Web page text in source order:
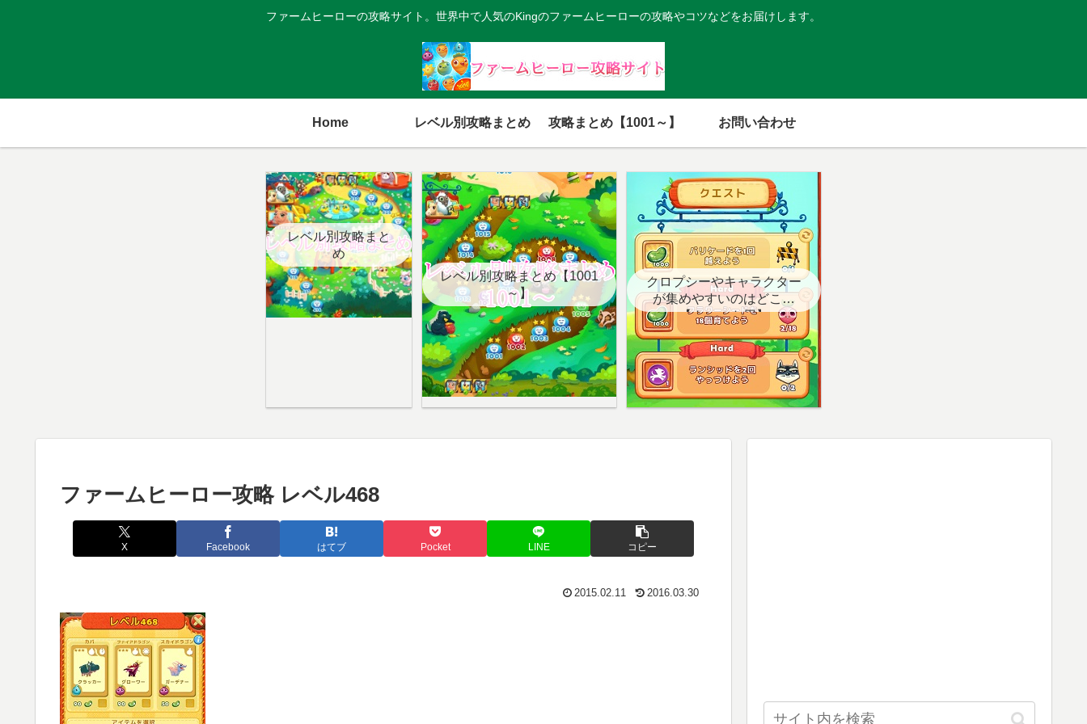
ファームヒーローの攻略サイト。世界中で人気のKingのファームヒーローの攻略やコツなどをお届けします。
Home レベル別攻略まとめ 攻略まとめ【1001～】 お問い合わせ
レベル別攻略まと
め
レベル別攻略まとめ【1001
～】
クロプシーやキャラクター
が集めやすいのはどこ？
【クエスト用】
ファームヒーロー攻略 レベル468
X Facebook はてブ Pocket LINE コピー
2015.02.11 2016.03.30